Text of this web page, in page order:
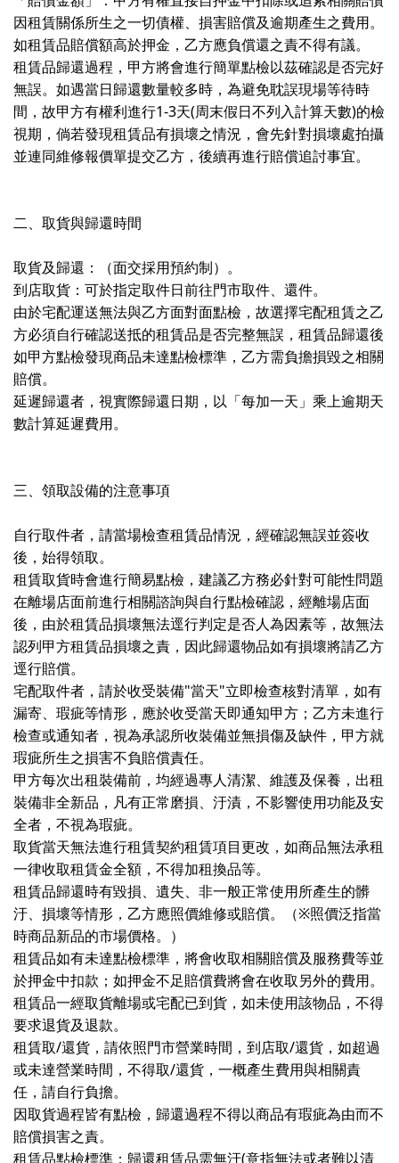
因租賃關係所生之一切債權、損害賠償及逾期產生之費用。
如租賃品賠償額高於押金，乙方應負償還之責不得有議。
租賃品歸還過程，甲方將會進行簡單點檢以茲確認是否完好
無誤。如遇當日歸還數量較多時，為避免耽誤現場等待時
間，故甲方有權利進行1-3天(周末假日不列入計算天數)的檢
視期，倘若發現租賃品有損壞之情況，會先針對損壞處拍攝
並連同維修報價單提交乙方，後續再進行賠償追討事宜。
二、取貨與歸還時間
取貨及歸還：（面交採用預約制）。
到店取貨：可於指定取件日前往門市取件、還件。
由於宅配運送無法與乙方面對面點檢，故選擇宅配租賃之乙
方必須自行確認送抵的租賃品是否完整無誤，租賃品歸還後
如甲方點檢發現商品未達點檢標準，乙方需負擔損毀之相關
賠償。
延遲歸還者，視實際歸還日期，以「每加一天」乘上逾期天
數計算延遲費用。
三、領取設備的注意事項
自行取件者，請當場檢查租賃品情況，經確認無誤並簽收
後，始得領取。
租賃取貨時會進行簡易點檢，建議乙方務必針對可能性問題
在離場店面前進行相關諮詢與自行點檢確認，經離場店面
後，由於租賃品損壞無法逕行判定是否人為因素等，故無法
認列甲方租賃品損壞之責，因此歸還物品如有損壞將請乙方
逕行賠償。
宅配取件者，請於收受裝備"當天"立即檢查核對清單，如有
漏寄、瑕疵等情形，應於收受當天即通知甲方；乙方未進行
檢查或通知者，視為承認所收裝備並無損傷及缺件，甲方就
瑕疵所生之損害不負賠償責任。
甲方每次出租裝備前，均經過專人清潔、維護及保養，出租
裝備非全新品，凡有正常磨損、汙漬，不影響使用功能及安
全者，不視為瑕疵。
取貨當天無法進行租賃契約租賃項目更改，如商品無法承租
一律收取租賃金全額，不得加租換品等。
租賃品歸還時有毀損、遺失、非一般正常使用所產生的髒
汙、損壞等情形，乙方應照價維修或賠償。（※照價泛指當
時商品新品的市場價格。）
租賃品如有未達點檢標準，將會收取相關賠償及服務費等並
於押金中扣款；如押金不足賠償費將會在收取另外的費用。
租賃品一經取貨離場或宅配已到貨，如未使用該物品，不得
要求退貨及退款。
租賃取/還貨，請依照門市營業時間，到店取/還貨，如超過
或未達營業時間，不得取/還貨，一概產生費用與相關責
任，請自行負擔。
因取貨過程皆有點檢，歸還過程不得以商品有瑕疵為由而不
賠償損害之責。
租賃品點檢標準：歸還租賃品需無汙(意指無法或者難以清